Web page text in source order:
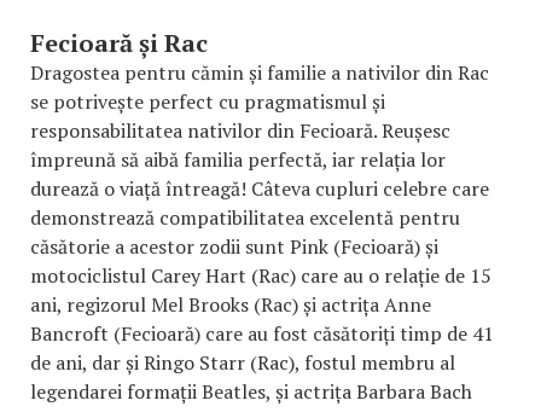
Fecioară și Rac
Dragostea pentru cămin și familie a nativilor din Rac
se potrivește perfect cu pragmatismul și
responsabilitatea nativilor din Fecioară. Reușesc
împreună să aibă familia perfectă, iar relația lor
durează o viață întreagă! Câteva cupluri celebre care
demonstrează compatibilitatea excelentă pentru
căsătorie a acestor zodii sunt Pink (Fecioară) și
motociclistul Carey Hart (Rac) care au o relație de 15
ani, regizorul Mel Brooks (Rac) și actrița Anne
Bancroft (Fecioară) care au fost căsătoriți timp de 41
de ani, dar și Ringo Starr (Rac), fostul membru al
legendarei formații Beatles, și actrița Barbara Bach